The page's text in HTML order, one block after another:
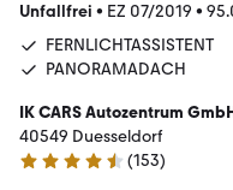
Unfallfrei • EZ 07/2019 •
FERNLICHTASSISTENT
PANORAMADACH
IK CARS Autozentrum
40549 Duesseldorf
4.6 Sterne
(153)